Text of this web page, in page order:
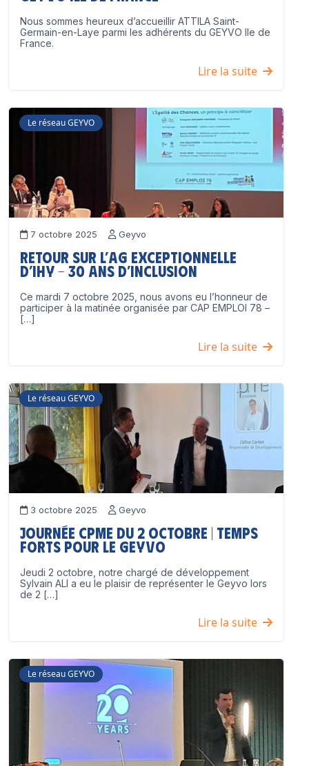
Nous sommes heureux d’accueillir ATTILA Saint-
Germain-en-Laye parmi les adhérents du GEYVO Ile de
France.
Lire la suite
Le réseau GEYVO
7 octobre 2025 Geyvo
Retour sur l’AG exceptionnelle
d’IHY – 30 ans d’inclusion
Ce mardi 7 octobre 2025, nous avons eu l’honneur de
participer à la matinée organisée par CAP EMPLOI 78 –
[…]
Lire la suite
Le réseau GEYVO
3 octobre 2025 Geyvo
Journée CPME du 2 octobre | Temps
forts pour le GEYVO
Jeudi 2 octobre, notre chargé de développement
Sylvain ALI a eu le plaisir de représenter le Geyvo lors
de 2 […]
Lire la suite
Le réseau GEYVO